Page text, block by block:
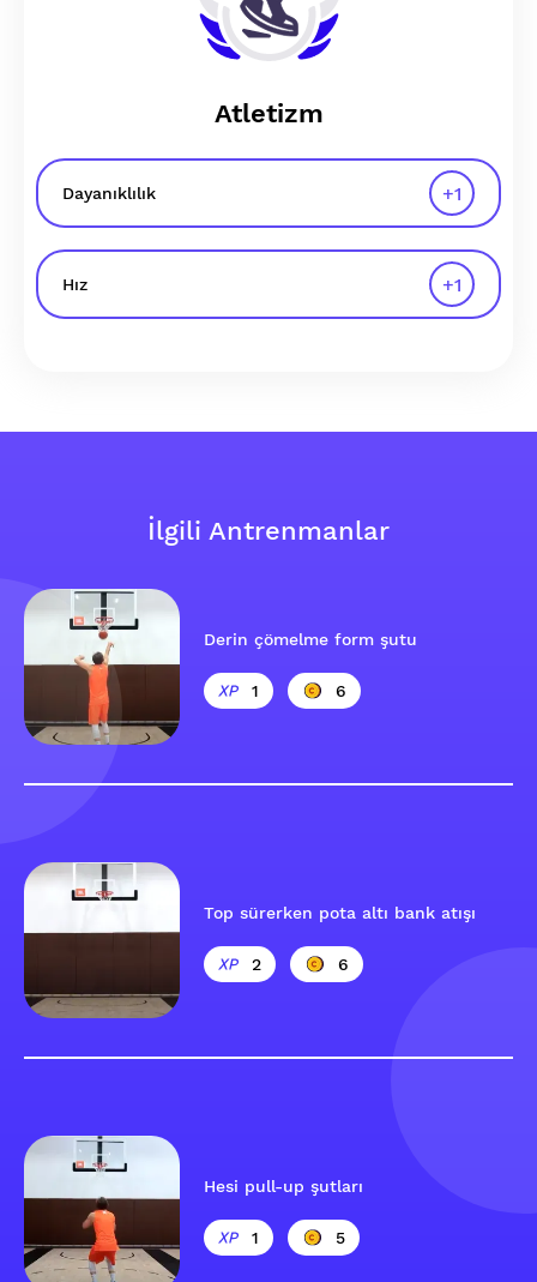
Atletizm
Dayanıklılık +1
Hız +1
İlgili Antrenmanlar
Derin çömelme form şutu
1 6
Top sürerken pota altı bank atışı
2 6
Hesi pull-up şutları
1 5